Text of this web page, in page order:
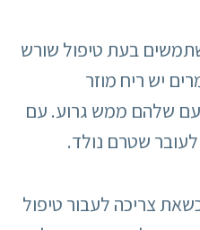
בעת טיפול שורש
יש ריח מוזר
שלהם ממש גרוע. עם
שטרם נולד.
צריכה לעבור טיפול